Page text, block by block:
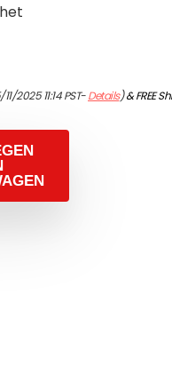
2025 11:14 PST-Details)&FREE